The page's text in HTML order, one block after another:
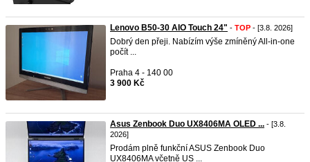
Lenovo B50-30 AIO Touch 24" - TOP - [3.8. 2026]
Dobrý den přeji. Nabízím výše zmíněný All-in-one
počít ...
Praha 4 - 140 00
3 900 Kč
Asus Zenbook Duo UX8406MA OLED ... - [3.8.
2026]
Prodám plně funkční ASUS Zenbook Duo
UX8406MA včetně US ...